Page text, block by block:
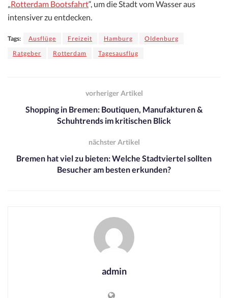
„Rotterdam Bootsfahrt“, um die Stadt vom Wasser aus
intensiver zu entdecken.
Tags: Ausflüge Freizeit Hamburg
Oldenburg
Ratgeber
Rotterdam Tagesausflug
vorheriger Artikel
Shopping in Bremen: Boutiquen, Manufakturen &
Schuhtrends im kritischen Blick
nächster Artikel
Bremen hat viel zu bieten: Welche Stadtviertel sollten
Besucher am besten erkunden?
admin